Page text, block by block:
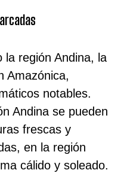
la región Andina, la
Amazónica,
notables.
Andina se pueden
frescas y
en la región
cálido y soleado.